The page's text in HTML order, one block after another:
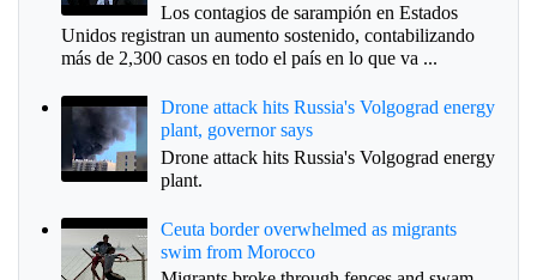
Los contagios de sarampión en Estados
Unidos registran un aumento sostenido, contabilizando
más de 2,300 casos en todo el país en lo que va ...
Drone attack hits Russia's Volgograd energy
plant, governor says
Drone attack hits Russia's Volgograd energy
plant.
Ceuta border overwhelmed as migrants
swim from Morocco